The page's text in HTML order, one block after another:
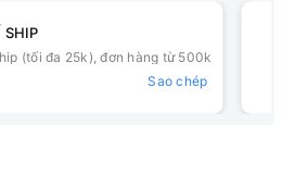
SHIP
(tối đa 25k), đơn hàng từ 500k
Sao chép